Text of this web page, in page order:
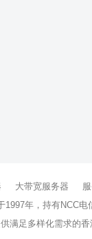
大带宽服务器
年，持有NCC
满足多样化需求的香